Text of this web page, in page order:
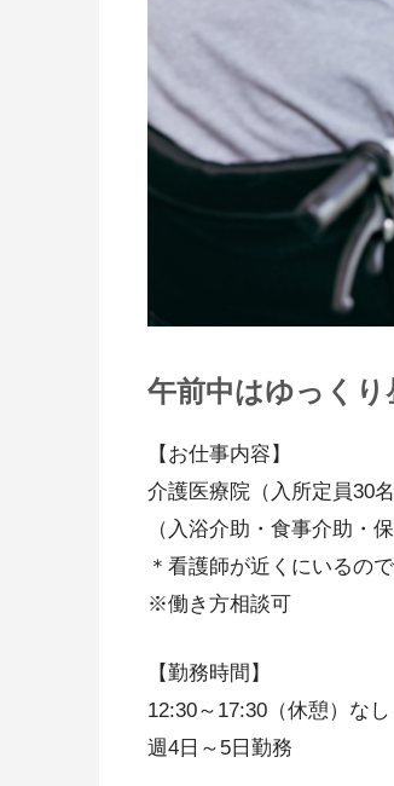
午前中はゆっくり
【お仕事内容】
介護医療院（入所定員30
（入浴介助・食事介助・
＊看護師が近くにいるの
※働き方相談可
【勤務時間】
12:30～17:30（休憩）な
週4日～5日勤務